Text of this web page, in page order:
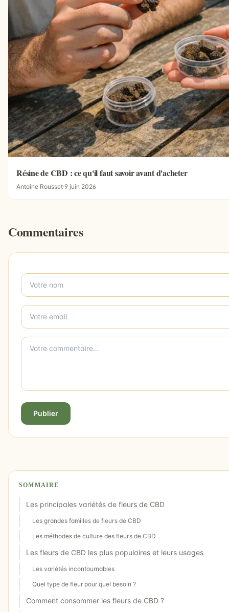
Résine de CBD : ce qu'il faut savoir avant d'acheter
Antoine Rousset·9 juin 2026
Commentaires
Publier
SOMMAIRE
Les principales variétés de fleurs de CBD
Les grandes familles de fleurs de CBD
Les méthodes de culture des fleurs de CBD
Les fleurs de CBD les plus populaires et leurs usages
Les variétés incontournables
Quel type de fleur pour quel besoin ?
Comment consommer les fleurs de CBD ?